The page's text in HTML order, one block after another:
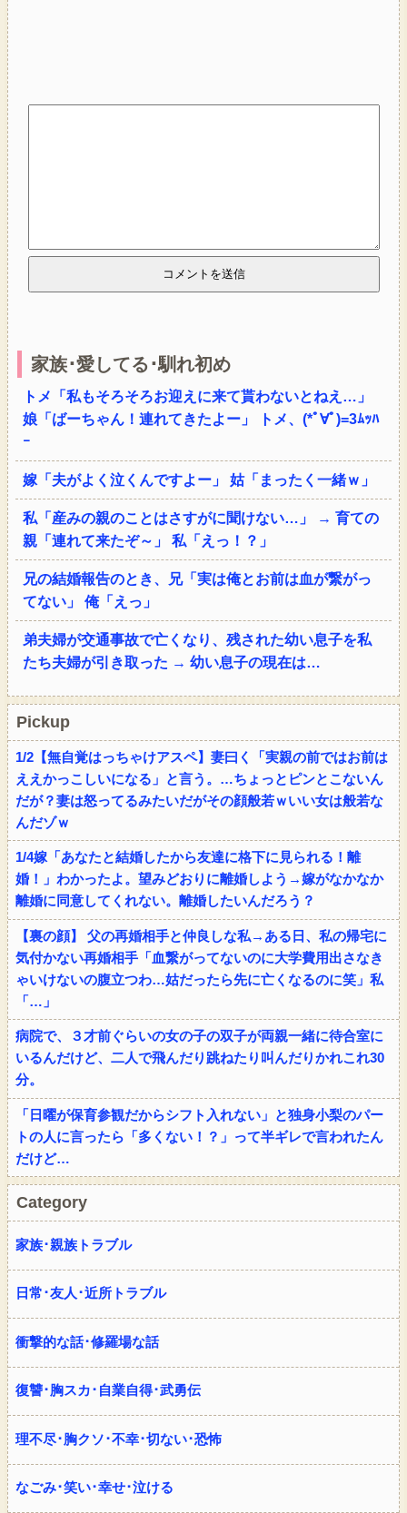
家族･愛してる･馴れ初め
トメ「私もそろそろお迎えに来て貰わないとねえ…」
娘「ばーちゃん！連れてきたよー」 トメ、(*ﾟ∀ﾟ)=3ﾑｯﾊ
ｰ
嫁「夫がよく泣くんですよー」 姑「まったく一緒ｗ」
私「産みの親のことはさすがに聞けない…」 → 育ての
親「連れて来たぞ～」 私「えっ！？」
兄の結婚報告のとき、兄「実は俺とお前は血が繋がっ
てない」 俺「えっ」
弟夫婦が交通事故で亡くなり、残された幼い息子を私
たち夫婦が引き取った → 幼い息子の現在は…
Pickup
1/2【無自覚はっちゃけアスペ】妻曰く「実親の前ではお前は
ええかっこしいになる」と言う。…ちょっとピンとこないん
だが？妻は怒ってるみたいだがその顔般若ｗいい女は般若な
んだゾｗ
1/4嫁「あなたと結婚したから友達に格下に見られる！離
婚！」わかったよ。望みどおりに離婚しよう→嫁がなかなか
離婚に同意してくれない。離婚したいんだろう？
【裏の顔】 父の再婚相手と仲良しな私→ある日、私の帰宅に
気付かない再婚相手「血繋がってないのに大学費用出さなき
ゃいけないの腹立つわ…姑だったら先に亡くなるのに笑」私
「…」
病院で、３才前ぐらいの女の子の双子が両親一緒に待合室に
いるんだけど、二人で飛んだり跳ねたり叫んだりかれこれ30
分。
「日曜が保育参観だからシフト入れない」と独身小梨のパー
トの人に言ったら「多くない！？」って半ギレで言われたん
だけど…
Category
家族･親族トラブル
日常･友人･近所トラブル
衝撃的な話･修羅場な話
復讐･胸スカ･自業自得･武勇伝
理不尽･胸クソ･不幸･切ない･恐怖
なごみ･笑い･幸せ･泣ける